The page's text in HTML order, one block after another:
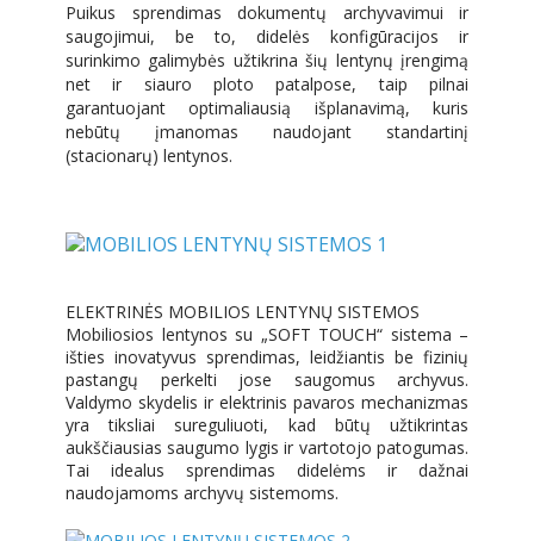
Puikus sprendimas dokumentų archyvavimui ir
saugojimui, be to, didelės konfigūracijos ir
surinkimo galimybės užtikrina šių lentynų įrengimą
net ir siauro ploto patalpose, taip pilnai
garantuojant optimaliausią išplanavimą, kuris
nebūtų įmanomas naudojant standartinį
(stacionarų) lentynos.
ELEKTRINĖS MOBILIOS LENTYNŲ SISTEMOS
Mobiliosios lentynos su „SOFT TOUCH“ sistema –
išties inovatyvus sprendimas, leidžiantis be fizinių
pastangų perkelti jose saugomus archyvus.
Valdymo skydelis ir elektrinis pavaros mechanizmas
yra tiksliai sureguliuoti, kad būtų užtikrintas
aukščiausias saugumo lygis ir vartotojo patogumas.
Tai idealus sprendimas didelėms ir dažnai
naudojamoms archyvų sistemoms.